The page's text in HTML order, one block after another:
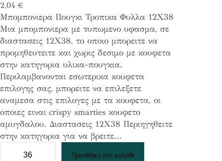
2,04 €
Μπομπονιερα Πουγκι Τροπικα Φυλλα 12Χ38
Μια μπομπονιερα με τυπωμενο υφασμα, σε
διαστασεις 12Χ38, το οποιο μπορειτε να
προμηθευτειτε και χωρις δεσιμο με κουφετα
στην κατηγορια υλικα-πουγκια.
Περιλαμβανονται εσωτερικα κουφετα
επιλογης σας, μπορειτε να επιλεξετε
αναμεσα στις επιλογες με τα κουφετα, οι
οποιες ειναι crispy smarties κουφετο
αμυγδαλου. Διαστασεις 12Χ38 Περιηγηθειτε
στην κατηγορια για να βρειτε…
Προσθήκη στο καλάθι